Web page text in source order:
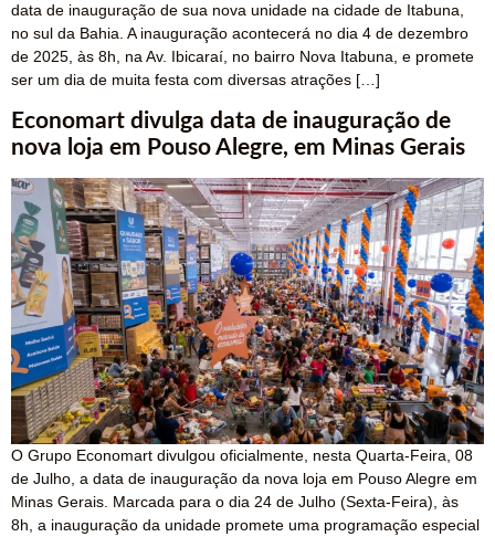
data de inauguração de sua nova unidade na cidade de Itabuna,
no sul da Bahia. A inauguração acontecerá no dia 4 de dezembro
de 2025, às 8h, na Av. Ibicaraí, no bairro Nova Itabuna, e promete
ser um dia de muita festa com diversas atrações […]
Economart divulga data de inauguração de
nova loja em Pouso Alegre, em Minas Gerais
O Grupo Economart divulgou oficialmente, nesta Quarta-Feira, 08
de Julho, a data de inauguração da nova loja em Pouso Alegre em
Minas Gerais. Marcada para o dia 24 de Julho (Sexta-Feira), às
8h, a inauguração da unidade promete uma programação especial